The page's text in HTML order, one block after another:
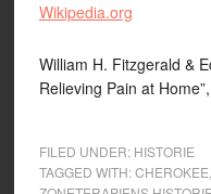
Wikipedia.org
William H. Fitzgerald &
Relieving Pain at
FILED UNDER: HISTORIE
TAGGED WITH:CHEROKEE